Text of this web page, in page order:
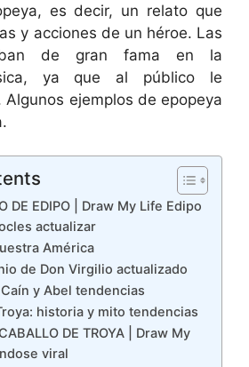
es decir, un relato que
y acciones de un héroe. Las
de gran fama en la
ya que al público le
Algunos ejemplos de epopeya
DE EDIPO | Draw My Life Edipo
actualizar
América
de Don Virgilio actualizado
y Abel tendencias
historia y mito tendencias
DE TROYA | Draw My
viral